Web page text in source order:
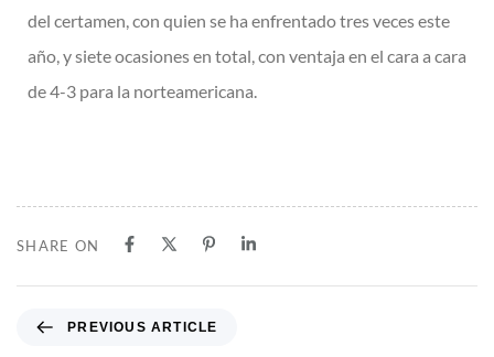
del certamen, con quien se ha enfrentado tres veces este
año, y siete ocasiones en total, con ventaja en el cara a cara
de 4-3 para la norteamericana.
SHARE ON
PREVIOUS ARTICLE